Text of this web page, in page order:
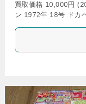
買取価格 10,000円
ン 1972年 18号 ドカ